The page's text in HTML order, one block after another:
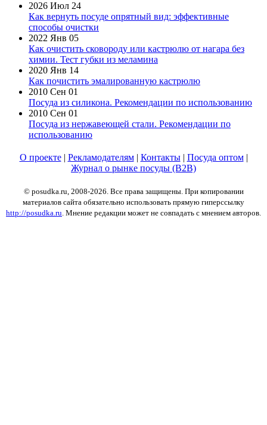
2026 Июл 24
Как вернуть посуде опрятный вид: эффективные
способы очистки
2022 Янв 05
Как очистить сковороду или кастрюлю от нагара без
химии. Тест губки из меламина
2020 Янв 14
Как почистить эмалированную кастрюлю
2010 Сен 01
Посуда из силикона. Рекомендации по использованию
2010 Сен 01
Посуда из нержавеющей стали. Рекомендации по
использованию
О проекте| Рекламодателям| Контакты| Посуда оптом|
Журнал о рынке посуды (B2B)
© posudka.ru, 2008-2026. Все права защищены. При копировании
материалов сайта обязательно использовать прямую гиперссылку
http://posudka.ru . Мнение редакции может не совпадать с мнением авторов.